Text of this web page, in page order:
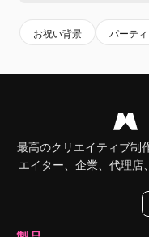
お祝い背景 パーテ
最高のクリエイティブ制
エイター、企業、代理店